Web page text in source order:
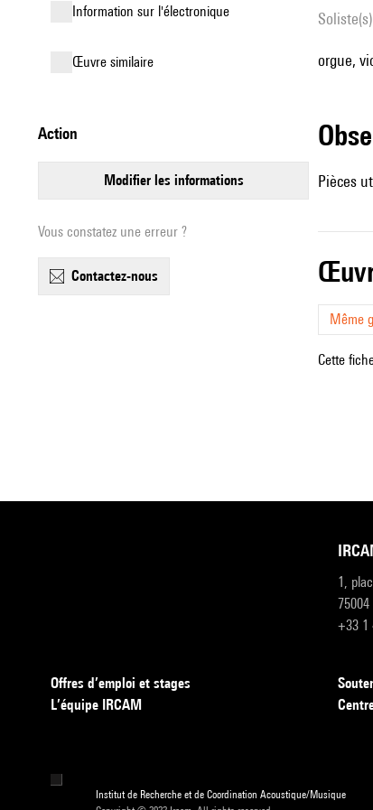
Information sur l'électronique
œuvre similaire
action
modifier les informations
Vous constatez une erreur ?
contactez-nous
Soliste(s)
orgue,
Pièces
Même
Cette
1,
75004
+33 1
Offres d’emploi et stages
L’équipe IRCAM
Institut de Recherche et de Coordination Acoustique/Musique